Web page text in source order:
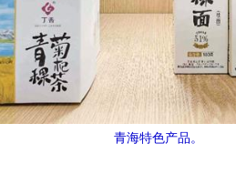
青海特色产品。